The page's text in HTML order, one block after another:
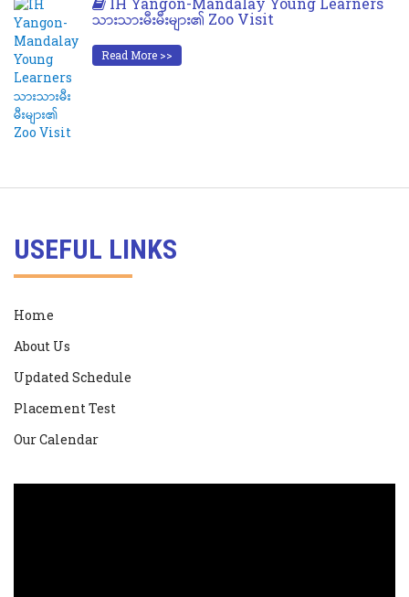
သားသားမီးမီးများ၏ Zoo Visit
Read More >>
USEFUL LINKS
Home
About Us
Updated Schedule
Placement Test
Our Calendar